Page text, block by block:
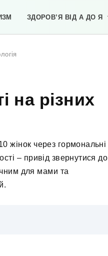
ЗДОРОВ’Я ВІД А ДО Я
на різних
жінок через гормональні
– привід звернутися до
для мами та